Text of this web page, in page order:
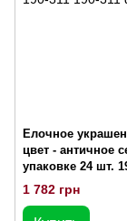
Елочное
цвет - античное
упаковке 24 шт.
1 782 грн